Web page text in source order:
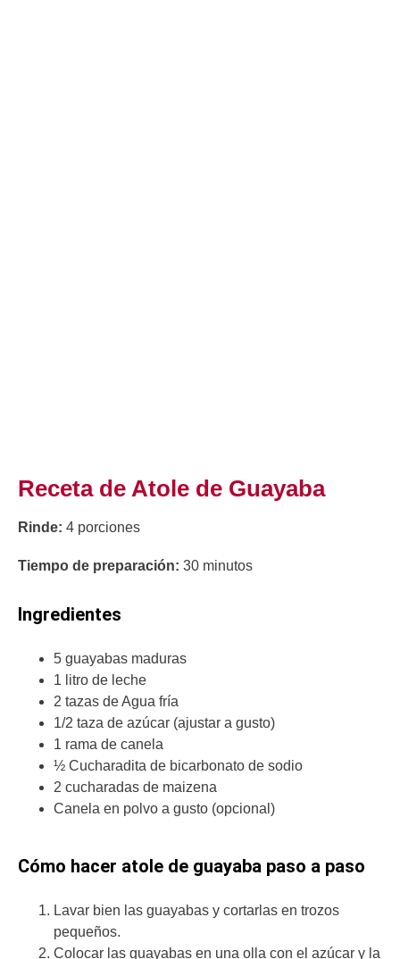
Receta de Atole de Guayaba
Rinde: 4 porciones
Tiempo de preparación: 30 minutos
Ingredientes
5 guayabas maduras
1 litro de leche
2 tazas de Agua fría
1/2 taza de azúcar (ajustar a gusto)
1 rama de canela
½ Cucharadita de bicarbonato de sodio
2 cucharadas de maizena
Canela en polvo a gusto (opcional)
Cómo hacer atole de guayaba paso a paso
Lavar bien las guayabas y cortarlas en trozos
pequeños.
Colocar las guayabas en una olla con el azúcar y la